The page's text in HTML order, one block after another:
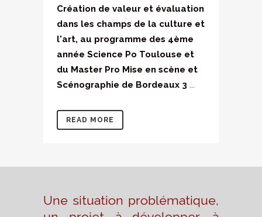
Création de valeur et évaluation
dans les champs de la culture et
l'art, au programme des 4ème
année Science Po Toulouse et
du Master Pro Mise en scène et
Scénographie de Bordeaux 3 ...
READ MORE
Une situation problématique,